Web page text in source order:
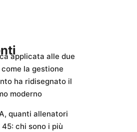
applicata alle due
la gestione
ha ridisegnato il
moderno
quanti allenatori
45: chi sono i più